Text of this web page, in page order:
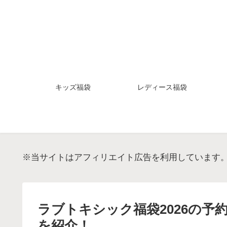
キッズ福袋 レディース福袋
※当サイトはアフィリエイト広告を利用しています
ラブトキシック福袋2026の予